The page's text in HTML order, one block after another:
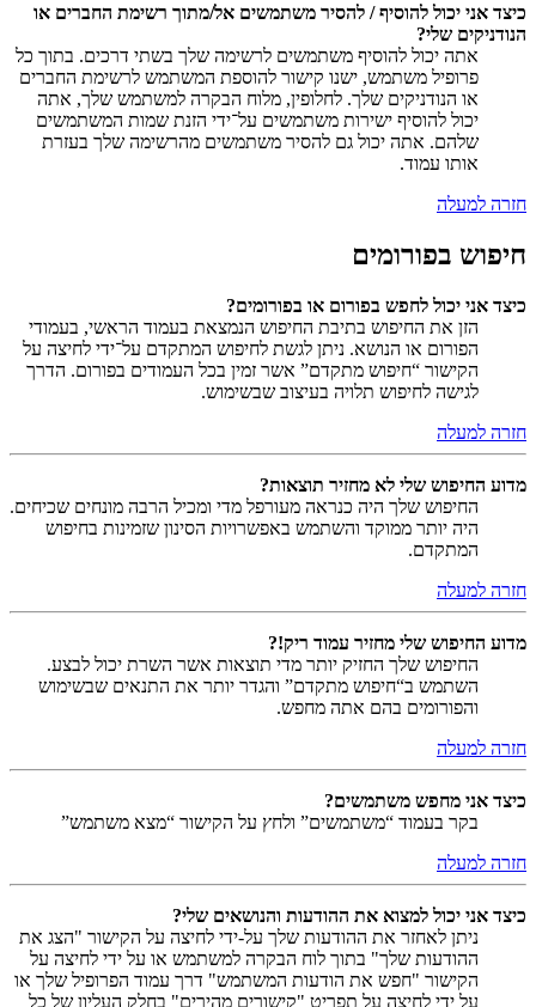
כיצד אני יכול להוסיף / להסיר משתמשים אל/מתוך רשימת החברים או
הנודניקים שלי?
אתה יכול להוסיף משתמשים לרשימה שלך בשתי דרכים. בתוך כל
פרופיל משתמש, ישנו קישור להוספת המשתמש לרשימת החברים
או הנודניקים שלך. לחלופין, מלוח הבקרה למשתמש שלך, אתה
יכול להוסיף ישירות משתמשים על־ידי הזנת שמות המשתמשים
שלהם. אתה יכול גם להסיר משתמשים מהרשימה שלך בעזרת
אותו עמוד.
חזרה למעלה
חיפוש בפורומים
כיצד אני יכול לחפש בפורום או בפורומים?
הזן את החיפוש בתיבת החיפוש הנמצאת בעמוד הראשי, בעמודי
הפורום או הנושא. ניתן לגשת לחיפוש המתקדם על־ידי לחיצה על
הקישור “חיפוש מתקדם” אשר זמין בכל העמודים בפורום. הדרך
לגישה לחיפוש תלויה בעיצוב שבשימוש.
חזרה למעלה
מדוע החיפוש שלי לא מחזיר תוצאות?
החיפוש שלך היה כנראה מעורפל מדי ומכיל הרבה מונחים שכיחים.
היה יותר ממוקד והשתמש באפשרויות הסינון שזמינות בחיפוש
המתקדם.
חזרה למעלה
מדוע החיפוש שלי מחזיר עמוד ריק!?
החיפוש שלך החזיק יותר מדי תוצאות אשר השרת יכול לבצע.
השתמש ב“חיפוש מתקדם” והגדר יותר את התנאים שבשימוש
והפורומים בהם אתה מחפש.
חזרה למעלה
כיצד אני מחפש משתמשים?
בקר בעמוד “משתמשים” ולחץ על הקישור “מצא משתמש”
חזרה למעלה
כיצד אני יכול למצוא את ההודעות והנושאים שלי?
ניתן לאחזר את ההודעות שלך על-ידי לחיצה על הקישור "הצג את
ההודעות שלך" בתוך לוח הבקרה למשתמש או על ידי לחיצה על
הקישור "חפש את הודעות המשתמש" דרך עמוד הפרופיל שלך או
על ידי לחיצה על תפריט "קישורים מהירים" בחלק העליון של כל